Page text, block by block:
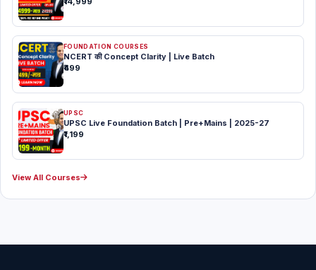
FOUNDATION COURSES
NCERT की Concept Clarity | Live Batch
₹499
UPSC
UPSC Live Foundation Batch | Pre+Mains | 2025-27
₹1,199
View All Courses